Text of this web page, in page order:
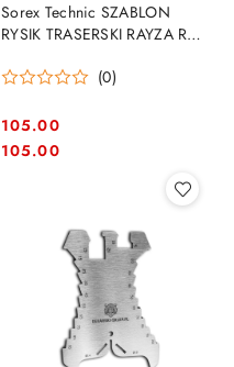
Sorex Technic SZABLON
RYSIK TRASERSKI RAYZA RT
(0)
Cena:
105.00
Cena:
105.00